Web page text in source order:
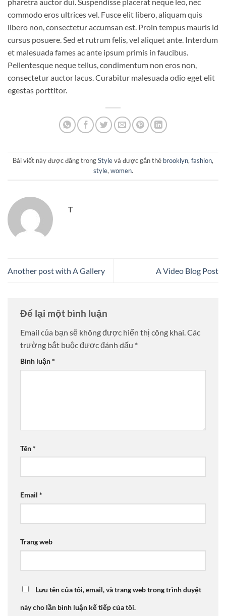
commodo eros ultrices vel. Fusce elit libero, aliquam quis
libero non, consectetur accumsan est. Proin tempus mauris id
cursus posuere. Sed et rutrum felis, vel aliquet ante. Interdum
et malesuada fames ac ante ipsum primis in faucibus.
Pellentesque neque tellus, condimentum non eros non,
consectetur auctor lacus. Curabitur malesuada odio eget elit
egestas porttitor.
Bài viết này được đăng trongStylevà được gắn thẻ brooklyn,fashion,
style,women.
T
Another post with A Gallery A Video Blog Post
Để lại một bình luận
Email của bạn sẽ không được hiển thị công khai.Các
trường bắt buộc được đánh dấu *
Bình luận*
Tên*
Email *
Trang web
Lưu tên của tôi, email, và trang web trong trình duyệt
này cho lần bình luận kế tiếp của tôi.